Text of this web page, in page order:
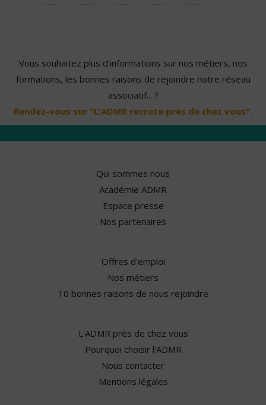
Vous souhaitez plus d'informations sur nos métiers, nos
formations, les bonnes raisons de rejoindre notre réseau
associatif... ?
Rendez-vous sur "L'ADMR recrute près de chez vous".
Qui sommes nous
Académie ADMR
Espace presse
Nos partenaires
Offres d'emploi
Nos métiers
10 bonnes raisons de nous rejoindre
L'ADMR près de chez vous
Pourquoi choisir l'ADMR
Nous contacter
Mentions légales